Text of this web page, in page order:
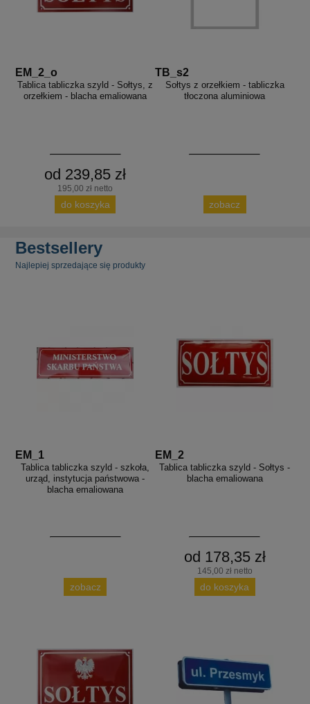
EM_2_o
Tablica tabliczka szyld - Sołtys, z
orzełkiem - blacha emaliowana
od 239,85 zł
195,00 zł netto
do koszyka
TB_s2
Sołtys z orzełkiem - tabliczka
tłoczona aluminiowa
zobacz
Bestsellery
Najlepiej sprzedające się produkty
EM_1
Tablica tabliczka szyld - szkoła,
urząd, instytucja państwowa -
blacha emaliowana
zobacz
EM_2
Tablica tabliczka szyld - Sołtys -
blacha emaliowana
od 178,35 zł
145,00 zł netto
do koszyka